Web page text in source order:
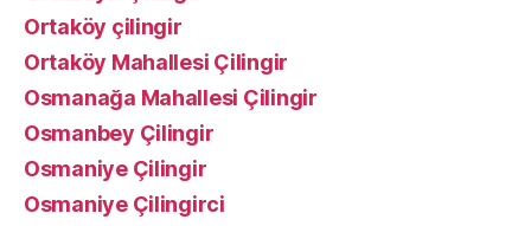
Ortaköy çilingir
Ortaköy Mahallesi Çilingir
Osmanağa Mahallesi Çilingir
Osmanbey Çilingir
Osmaniye Çilingir
Osmaniye Çilingirci